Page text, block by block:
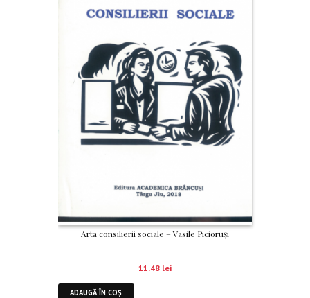
Arta consilierii sociale – Vasile Picioruși
11.48 lei
ADAUGĂ ÎN COȘ